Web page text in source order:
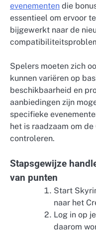
evenementen die
essentieel om ervoor
bijgewerkt naar de
Spelers moeten zich
kunnen variëren op
beschikbaarheid en
aanbiedingen zijn
specifieke
het is raadzaam om
controleren.
Stapsgewijze
van punten
Start
naar het
Log in op
daarom